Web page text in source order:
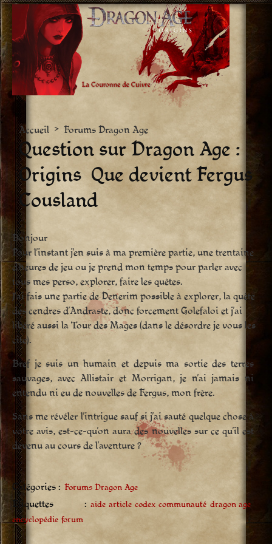
Aller
vers
le
contenu
Accueil > Forums Dragon Age
Question sur Dragon Age :
Origins  Que devient Fergus
Cousland
Bonjour
Pour l’instant j’en suis à ma première partie, une trentaine
d’heures de jeu ou je prend mon temps pour parler avec
tous mes perso, explorer, faire les quêtes.
J’ai fais une partie de Denerim possible à explorer, la quête
des cendres d’Andraste, donc forcement Golefaloi et j’ai
libéré aussi la Tour des Mages (dans le désordre je vous les
cite).
Bref je suis un humain et depuis ma sortie des terres
sauvages, avec Allistair et Morrigan, je n’ai jamais ni
entendu ni eu de nouvelles de Fergus, mon frère.
Sans me révéler l’intrigue sauf si j’ai sauté quelque chose à
votre avis, est-ce-qu’on aura des nouvelles sur ce qu’il est
devenu au cours de l’aventure ?
Catégories : Forums Dragon Age
Étiquettes : aide article codex communauté dragon age
encyclopédie forum